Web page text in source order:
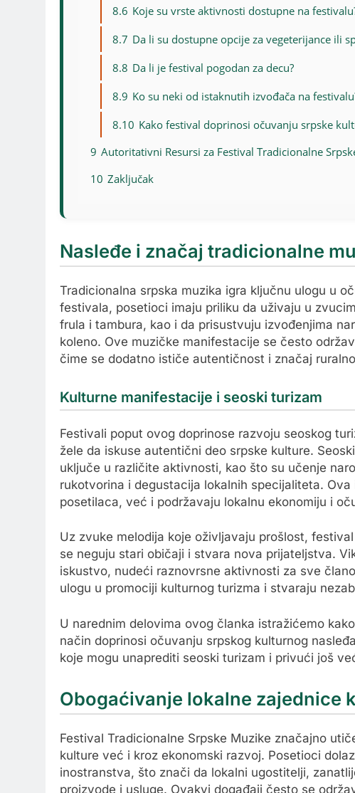
8.6 Koje su vrste aktivnosti dostupne na
8.7 Da li su dostupne opcije za vegeterijance ili
8.8 Da li je festival pogodan za decu?
8.9 Ko su neki od istaknutih izvođača na
8.10 Kako festival doprinosi očuvanju srpske
9 Autoritativni Resursi za Festival Tradicionalne
10 Zaključak
Nasleđe i značaj tradicionalne
Tradicionalna srpska muzika igra ključnu ulogu u
festivala, posetioci imaju priliku da uživaju u
frula i tambura, kao i da prisustvuju izvođenjima
koleno. Ove muzičke manifestacije se često
čime se dodatno ističe autentičnost i značaj
Kulturne manifestacije i seoski turizam
Festivali poput ovog doprinose razvoju seoskog
žele da iskuse autentični deo srpske kulture.
uključe u različite aktivnosti, kao što su učenje
rukotvorina i degustacija lokalnih specijaliteta.
posetilaca, već i podržavaju lokalnu ekonomiju i
Uz zvuke melodija koje oživljavaju prošlost,
se neguju stari običaji i stvara nova prijateljstva.
iskustvo, nudeći raznovrsne aktivnosti za sve
ulogu u promociji kulturnog turizma i stvaraju
U narednim delovima ovog članka istražićemo
način doprinosi očuvanju srpskog kulturnog
koje mogu unaprediti seoski turizam i privući još
Obogaćivanje lokalne zajednice
Festival Tradicionalne Srpske Muzike značajno
kulture već i kroz ekonomski razvoj. Posetioci
inostranstva, što znači da lokalni ugostitelji,
proizvode i usluge. Ovakvi događaji često se